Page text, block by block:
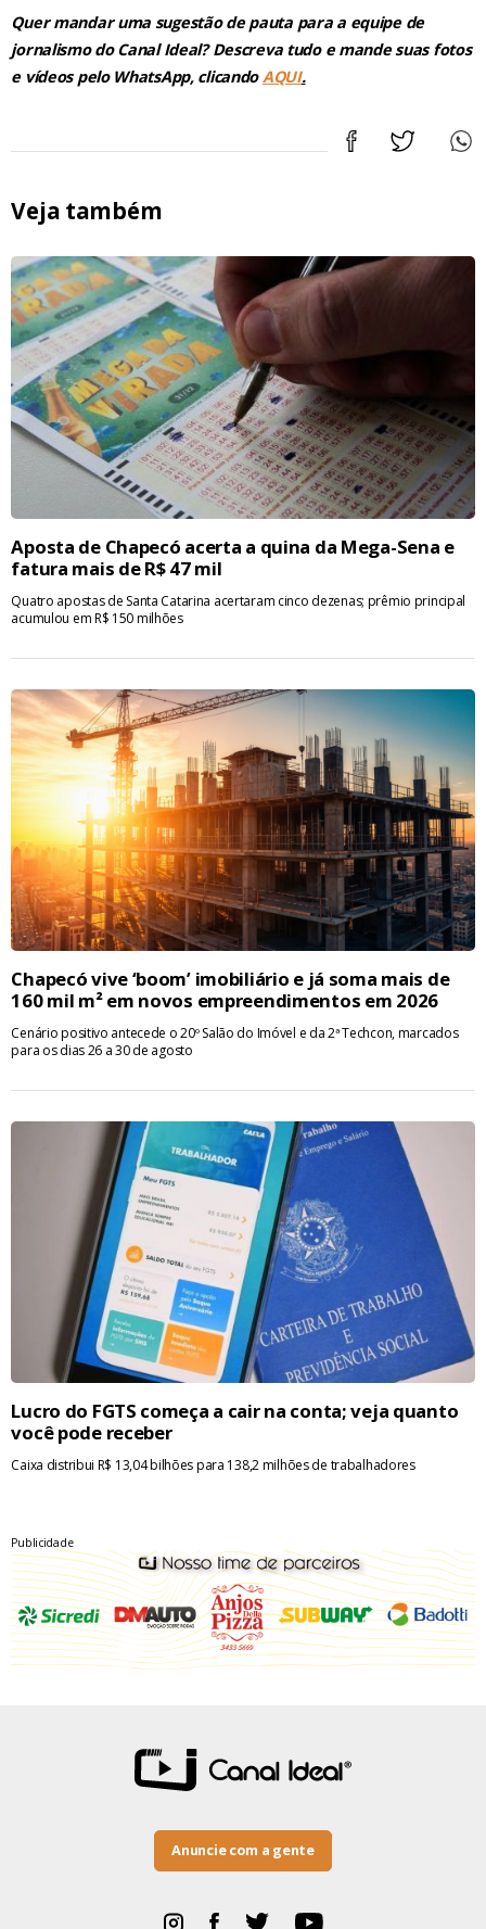
Quer mandar uma sugestão de pauta para a equipe de
jornalismo do Canal Ideal? Descreva tudo e mande suas fotos
e vídeos pelo WhatsApp, clicandoAQUI.
Veja também
Aposta de Chapecó acerta a quina da Mega-Sena e
fatura mais de R$ 47 mil
Quatro apostas de Santa Catarina acertaram cinco dezenas; prêmio principal
acumulou em R$ 150 milhões
Chapecó vive ‘boom’ imobiliário e já soma mais de
160 mil m² em novos empreendimentos em 2026
Cenário positivo antecede o 20º Salão do Imóvel e da 2ª Techcon, marcados
para os dias 26 a 30 de agosto
Lucro do FGTS começa a cair na conta; veja quanto
você pode receber
Caixa distribui R$ 13,04 bilhões para 138,2 milhões de trabalhadores
Publicidade
Anuncie com a gente